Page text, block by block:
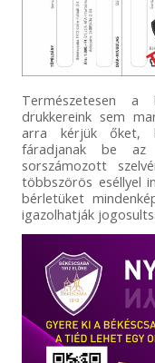
Természetesen a
drukkereink sem
arra kérjük őket,
fáradjanak be az
sorszámozott
többszörös eséllyel
bérletüket
igazolhatják